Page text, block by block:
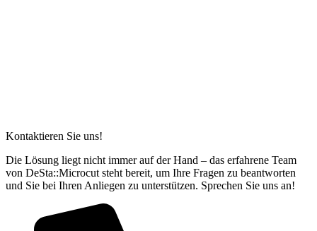
Kontaktieren Sie uns!
Die Lösung liegt nicht immer auf der Hand – das erfahrene Team
von DeSta::Microcut steht bereit, um Ihre Fragen zu beantworten
und Sie bei Ihren Anliegen zu unterstützen. Sprechen Sie uns an!